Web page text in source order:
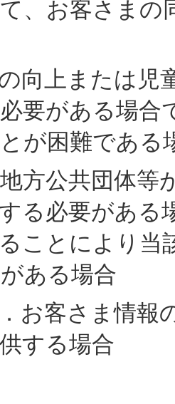
、お客さまの
向上または児
要がある場合
が困難である
方公共団体等
る必要がある
ことにより当
ある場合
お客さま情報
する場合